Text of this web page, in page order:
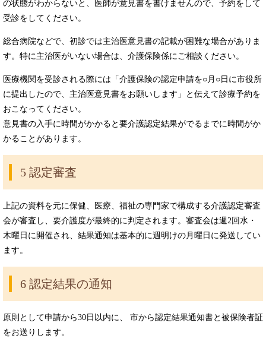
の状態がわからないと、医師が意見書を書けませんので、予約をして
受診をしてください。
総合病院などで、初診では主治医意見書の記載が困難な場合がありま
す。特に主治医がいない場合は、介護保険係にご相談ください。
医療機関を受診される際には「介護保険の認定申請を○月○日に市役所
に提出したので、主治医意見書をお願いします」と伝えて診療予約を
おこなってください。
意見書の入手に時間がかかると要介護認定結果がでるまでに時間がか
かることがあります。
5 認定審査
上記の資料を元に保健、医療、福祉の専門家で構成する介護認定審査
会が審査し、要介護度が最終的に判定されます。審査会は週2回水・
木曜日に開催され、結果通知は基本的に週明けの月曜日に発送してい
ます。
6 認定結果の通知
原則として申請から30日以内に、 市から認定結果通知書と被保険者証
をお送りします。